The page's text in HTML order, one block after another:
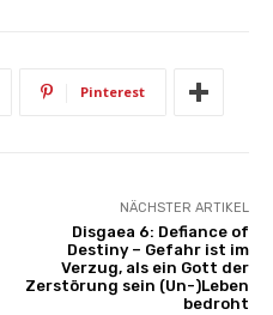
Pinterest
NÄCHSTER ARTIKEL
Disgaea 6: Defiance of
Destiny – Gefahr ist im
Verzug, als ein Gott der
Zerstörung sein (Un-)Leben
bedroht